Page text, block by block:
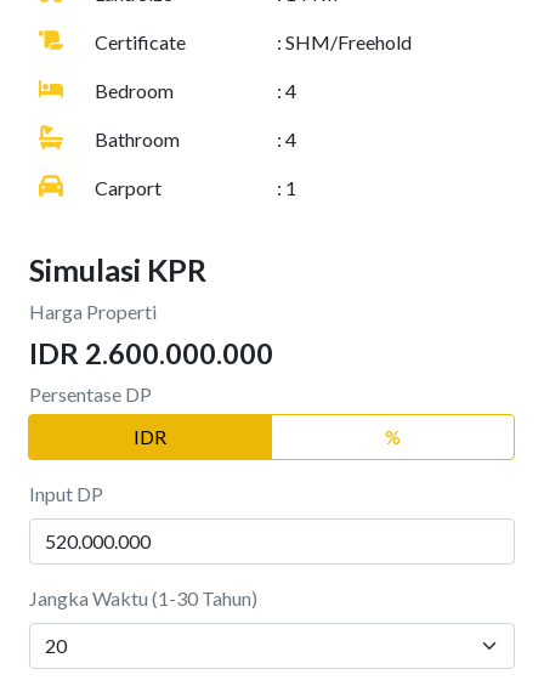
Certificate : SHM/Freehold
Bedroom : 4
Bathroom : 4
Carport : 1
Simulasi KPR
Harga Properti
IDR 2.600.000.000
Persentase DP
IDR
%
Input DP
Jangka Waktu (1-30 Tahun)